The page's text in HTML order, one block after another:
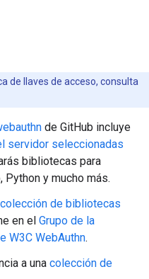
de llaves de acceso, consulta
de GitHub incluye
servidor seleccionadas
bibliotecas para
Python y mucho más.
colección de bibliotecas
en el Grupo de la
W3C WebAuthn.
a una colección de